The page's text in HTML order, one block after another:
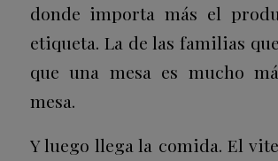
donde importa más el
etiqueta. La de las familias
que una mesa es mucho
mesa.
Y luego llega la comida. El